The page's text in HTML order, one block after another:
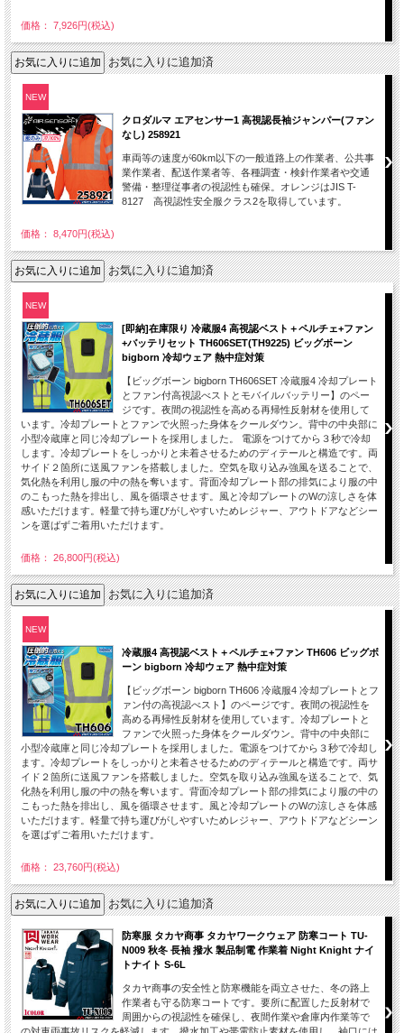
価格： 7,926円(税込)
お気に入りに追加済
NEW
クロダルマ エアセンサー1 高視認長袖ジャンパー(ファン
なし) 258921
車両等の速度が60km以下の一般道路上の作業者、公共事
業作業者、配送作業者等、各種調査・検針作業者や交通
警備・整理従事者の視認性も確保。オレンジはJIS T-
8127 高視認性安全服クラス2を取得しています。
価格： 8,470円(税込)
お気に入りに追加済
NEW
[即納]在庫限り 冷蔵服4 高視認ベスト＋ペルチェ+ファン
+バッテリセット TH606SET(TH9225) ビッグボーン
bigborn 冷却ウェア 熱中症対策
【ビッグボーン bigborn TH606SET 冷蔵服4 冷却プレート
とファン付高視認べストとモバイルバッテリー】のペー
ジです。夜間の視認性を高める再帰性反射材を使用して
います。冷却プレートとファンで火照った身体をクールダウン。背中の中央部に
小型冷蔵庫と同じ冷却プレートを採用しました。 電源をつけてから３秒で冷却
します。冷却プレートをしっかりと未着させるためのディテールと構造です。両
サイド２箇所に送風ファンを搭載しました。空気を取り込み強風を送ることで、
気化熱を利用し服の中の熱を奪います。背面冷却プレート部の排気により服の中
のこもった熱を排出し、風を循環させます。風と冷却プレートのWの涼しさを体
感いただけます。軽量で持ち運びがしやすいためレジャー、アウトドアなどシー
ンを選ばずご着用いただけます。
価格： 26,800円(税込)
お気に入りに追加済
NEW
冷蔵服4 高視認ベスト＋ペルチェ+ファン TH606 ビッグボ
ーン bigborn 冷却ウェア 熱中症対策
【ビッグボーン bigborn TH606 冷蔵服4 冷却プレートとフ
ァン付の高視認べスト】のページです。夜間の視認性を
高める再帰性反射材を使用しています。冷却プレートと
ファンで火照った身体をクールダウン。背中の中央部に
小型冷蔵庫と同じ冷却プレートを採用しました。電源をつけてから３秒で冷却し
ます。冷却プレートをしっかりと未着させるためのディテールと構造です。両サ
イド２箇所に送風ファンを搭載しました。空気を取り込み強風を送ることで、気
化熱を利用し服の中の熱を奪います。背面冷却プレート部の排気により服の中の
こもった熱を排出し、風を循環させます。風と冷却プレートのWの涼しさを体感
いただけます。軽量で持ち運びがしやすいためレジャー、アウトドアなどシーン
を選ばずご着用いただけます。
価格： 23,760円(税込)
お気に入りに追加済
防寒服 タカヤ商事 タカヤワークウェア 防寒コート TU-
N009 秋冬 長袖 撥水 製品制電 作業着 Night Knight ナイ
トナイト S-6L
タカヤ商事の安全性と防寒機能を両立させた、冬の路上
作業者も守る防寒コートです。要所に配置した反射材で
周囲からの視認性を確保し、夜間作業や倉庫内作業等で